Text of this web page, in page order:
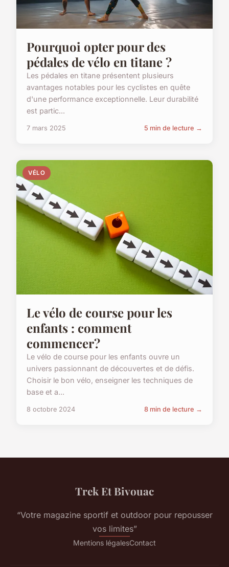
Pourquoi opter pour des
pédales de vélo en titane ?
Les pédales en titane présentent plusieurs
avantages notables pour les cyclistes en quête
d'une performance exceptionnelle. Leur durabilité
est partic...
7 mars 2025 5 min de lecture →
VÉLO
Le vélo de course pour les
enfants : comment
commencer?
Le vélo de course pour les enfants ouvre un
univers passionnant de découvertes et de défis.
Choisir le bon vélo, enseigner les techniques de
base et a...
8 octobre 2024 8 min de lecture →
Trek Et Bivouac
“Votre magazine sportif et outdoor pour repousser
vos limites”
Mentions légalesContact